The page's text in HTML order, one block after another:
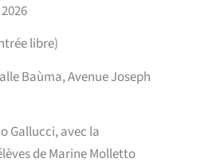
libre)
Baùma, Avenue Joseph
Gallucci, avec la
de Marine Molletto